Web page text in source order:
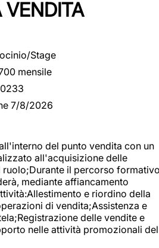
Stage
mensile
7/8/2026
del punto vendita con un
all'acquisizione delle
il percorso
mediante affiancamento
e riordino della
di vendita;Assistenza e
delle vendite e
nelle attività promozionali del